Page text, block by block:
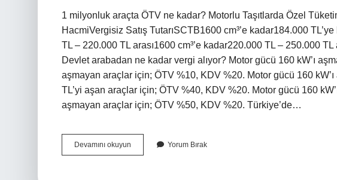
1 milyonluk araçta ÖTV ne kadar? Motorlu Taşıtlarda Özel
HacmiVergisiz Satış TutarıSCTB1600 cm³’e kadar184.000
TL – 220.000 TL arası1600 cm³’e kadar220.000 TL – 250.000
Devlet arabadan ne kadar vergi alıyor? Motor gücü 160 kW’ı
aşmayan araçlar için; ÖTV %10, KDV %20. Motor gücü 160
TL’yi aşan araçlar için; ÖTV %40, KDV %20. Motor gücü 160
aşmayan araçlar için; ÖTV %50, KDV %20. Türkiye’de…
Devamını okuyun
Bir
Yorum Bırak